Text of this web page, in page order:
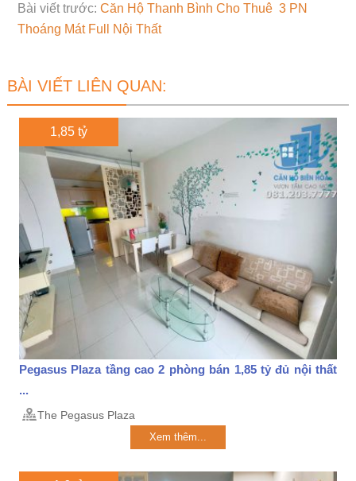
Bài viết trước: Căn Hộ Thanh Bình Cho Thuê 3 PN
Thoáng Mát Full Nội Thất
BÀI VIẾT LIÊN QUAN:
1,85 tỷ
Pegasus Plaza tầng cao 2 phòng bán 1,85 tỷ đủ nội thất
...
The Pegasus Plaza
Xem thêm...